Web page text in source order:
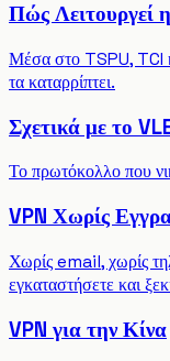
Πώς Λειτουργεί
Μέσα στο TSPU, TCI
τα καταρρίπτει.
Σχετικά με το
Το πρωτόκολλο που
VPN Χωρίς
Χωρίς email, χωρίς
εγκαταστήσετε και
VPN για την Κίνα